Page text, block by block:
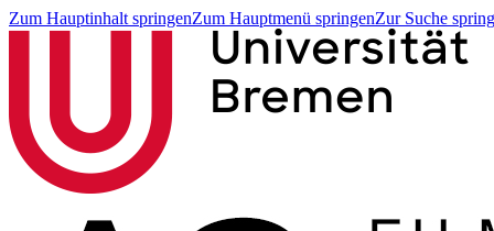
Zum Hauptinhalt springenZum Hauptmenü springenZur Suche